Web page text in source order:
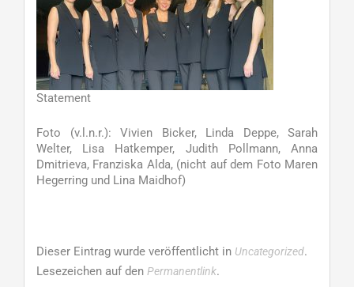
Statement
Foto (v.l.n.r.): Vivien Bicker, Linda Deppe, Sarah
Welter, Lisa Hatkemper, Judith Pollmann, Anna
Dmitrieva, Franziska Alda, (nicht auf dem Foto Maren
Hegerring und Lina Maidhof)
Dieser Eintrag wurde veröffentlicht in Uncategorized.
Lesezeichen auf den Permanentlink.